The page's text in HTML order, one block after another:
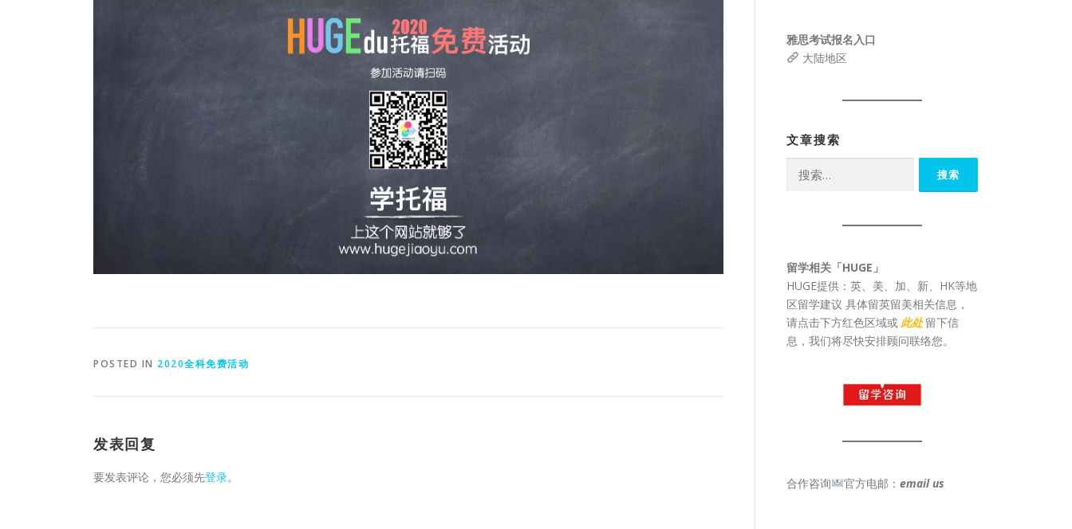
POSTED IN 2020全科免费活动
发表回复
要发表评论，您必须先登录。
雅思考试报名入口
大陆地区
文章搜索
索：
留学相关「HUGE」
HUGE提供：英、美、加、新、HK等地
区留学建议 具体留英留美相关信息，
请点击下方红色区域或此处 留下信
息，我们将尽快安排顾问联络您。
合作咨询 官方电邮： email us